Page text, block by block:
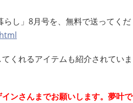
し」8月号を、無料で送ってくだ
くれるアイテムも紹介されていま
ンさんまでお願いします。夢叶で